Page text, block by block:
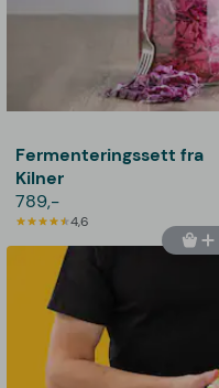
Fermenteringssett fra
Kilner
789,-
4,6